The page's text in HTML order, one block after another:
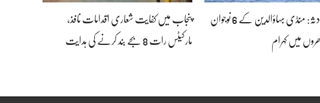
لیبیا کشتی حادثہ: منڈی بہاؤالدین کے 6 نوجوان
میں کہرام
پنجاب میں کفایت شعاری اقدامات نافذ،
مارکیٹس رات 8 بجے بند کرنے کی ہدایت